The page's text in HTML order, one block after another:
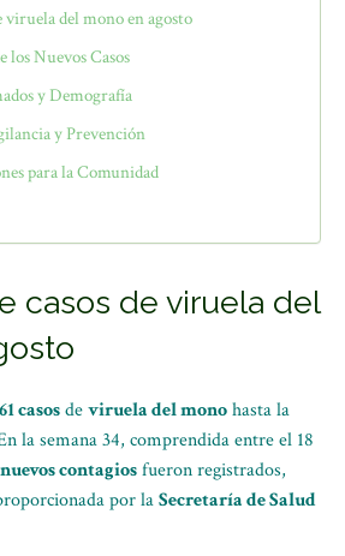
viruela del mono en agosto
Nuevos Casos
y Demografía
y Prevención
para la Comunidad
casos de viruela del
61 casosdeviruela del monohasta la
la semana 34, comprendida entre el 18
contagiosfueron registrados,
por laSecretaría de Salud